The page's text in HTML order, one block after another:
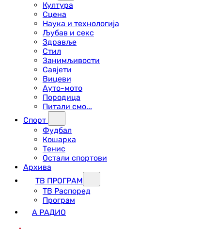
Култура
Сцена
Наука и технологија
Љубав и секс
Здравље
Стил
Занимљивости
Савјети
Вицеви
Ауто-мото
Породица
Питали смо...
Спорт
Фудбал
Кошарка
Тенис
Остали спортови
Архива
ТВ ПРОГРАМ
ТВ Распоред
Програм
А РАДИО